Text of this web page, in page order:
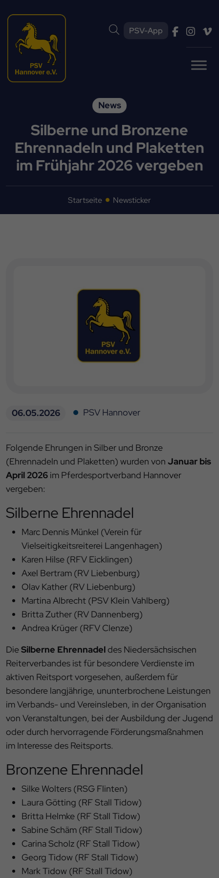
PSV-App
News
Silberne und Bronzene
Ehrennadeln und Plaketten
im Frühjahr 2026 vergeben
Startseite Newsticker
06.05.2026 PSV Hannover
Folgende Ehrungen in Silber und Bronze
(Ehrennadeln und Plaketten) wurden von Januar bis
April 2026 im Pferdesportverband Hannover
vergeben:
Silberne Ehrennadel
Marc Dennis Münkel (Verein für
Vielseitigkeitsreiterei Langenhagen)
Karen Hilse (RFV Eicklingen)
Axel Bertram (RV Liebenburg)
Olav Kather (RV Liebenburg)
Martina Albrecht (PSV Klein Vahlberg)
Britta Zuther (RV Dannenberg)
Andrea Krüger (RFV Clenze)
DieSilberne Ehrennadeldes Niedersächsischen
Reiterverbandes ist für besondere Verdienste im
aktiven Reitsport vorgesehen, außerdem für
besondere langjährige, ununterbrochene Leistungen
im Verbands- und Vereinsleben, in der Organisation
von Veranstaltungen, bei der Ausbildung der Jugend
oder durch hervorragende Förderungsmaßnahmen
im Interesse des Reitsports.
Bronzene Ehrennadel
Silke Wolters (RSG Flinten)
Laura Götting (RF Stall Tidow)
Britta Helmke (RF Stall Tidow)
Sabine Schäm (RF Stall Tidow)
Carina Scholz (RF Stall Tidow)
Georg Tidow (RF Stall Tidow)
Mark Tidow (RF Stall Tidow)